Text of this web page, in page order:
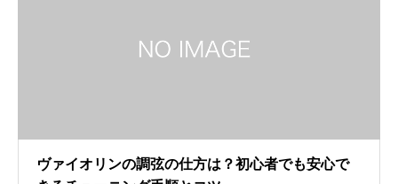
ヴァイオリンの調弦の仕方は？初心者でも安心で